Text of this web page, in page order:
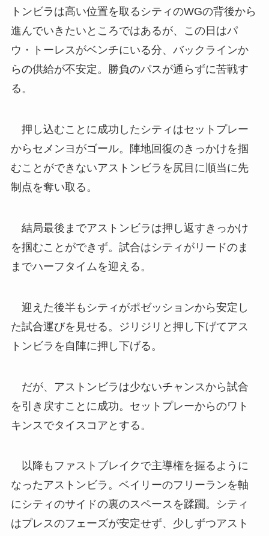
トンビラは高い位置を取るシティのWGの背後から
進んでいきたいところではあるが、この日はパ
ウ・トーレスがベンチにいる分、バックラインか
らの供給が不安定。勝負のパスが通らずに苦戦す
る。
押し込むことに成功したシティはセットプレー
からセメンヨがゴール。陣地回復のきっかけを掴
むことができないアストンビラを尻目に順当に先
制点を奪い取る。
結局最後までアストンビラは押し返すきっかけ
を掴むことができず。試合はシティがリードのま
までハーフタイムを迎える。
迎えた後半もシティがポゼッションから安定し
た試合運びを見せる。ジリジリと押し下げてアス
トンビラを自陣に押し下げる。
だが、アストンビラは少ないチャンスから試合
を引き戻すことに成功。セットプレーからのワト
キンスでタイスコアとする。
以降もファストブレイクで主導権を握るように
なったアストンビラ。ベイリーのフリーランを軸
にシティのサイドの裏のスペースを蹂躙。シティ
はプレスのフェーズが安定せず、少しずつアスト